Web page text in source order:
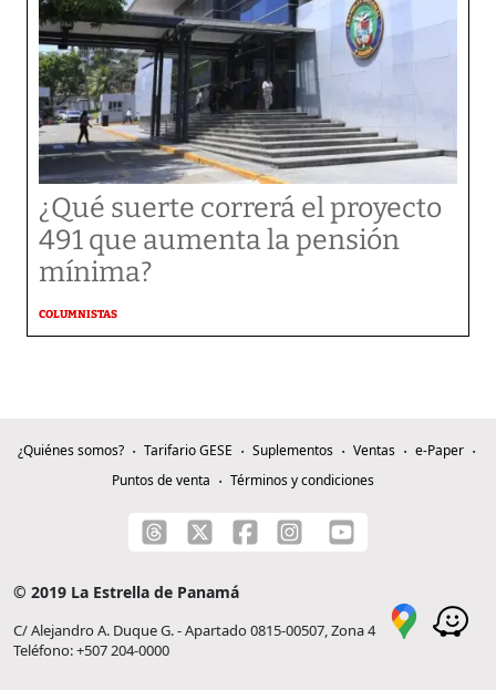
¿Qué suerte correrá el proyecto
491 que aumenta la pensión
mínima?
COLUMNISTAS
¿Quiénes somos? Tarifario GESE Suplementos Ventas
e-Paper
Puntos de venta
Términos y condiciones
© 2019 La Estrella de Panamá
C/ Alejandro A. Duque G. - Apartado 0815-00507, Zona 4
Teléfono: +507 204-0000